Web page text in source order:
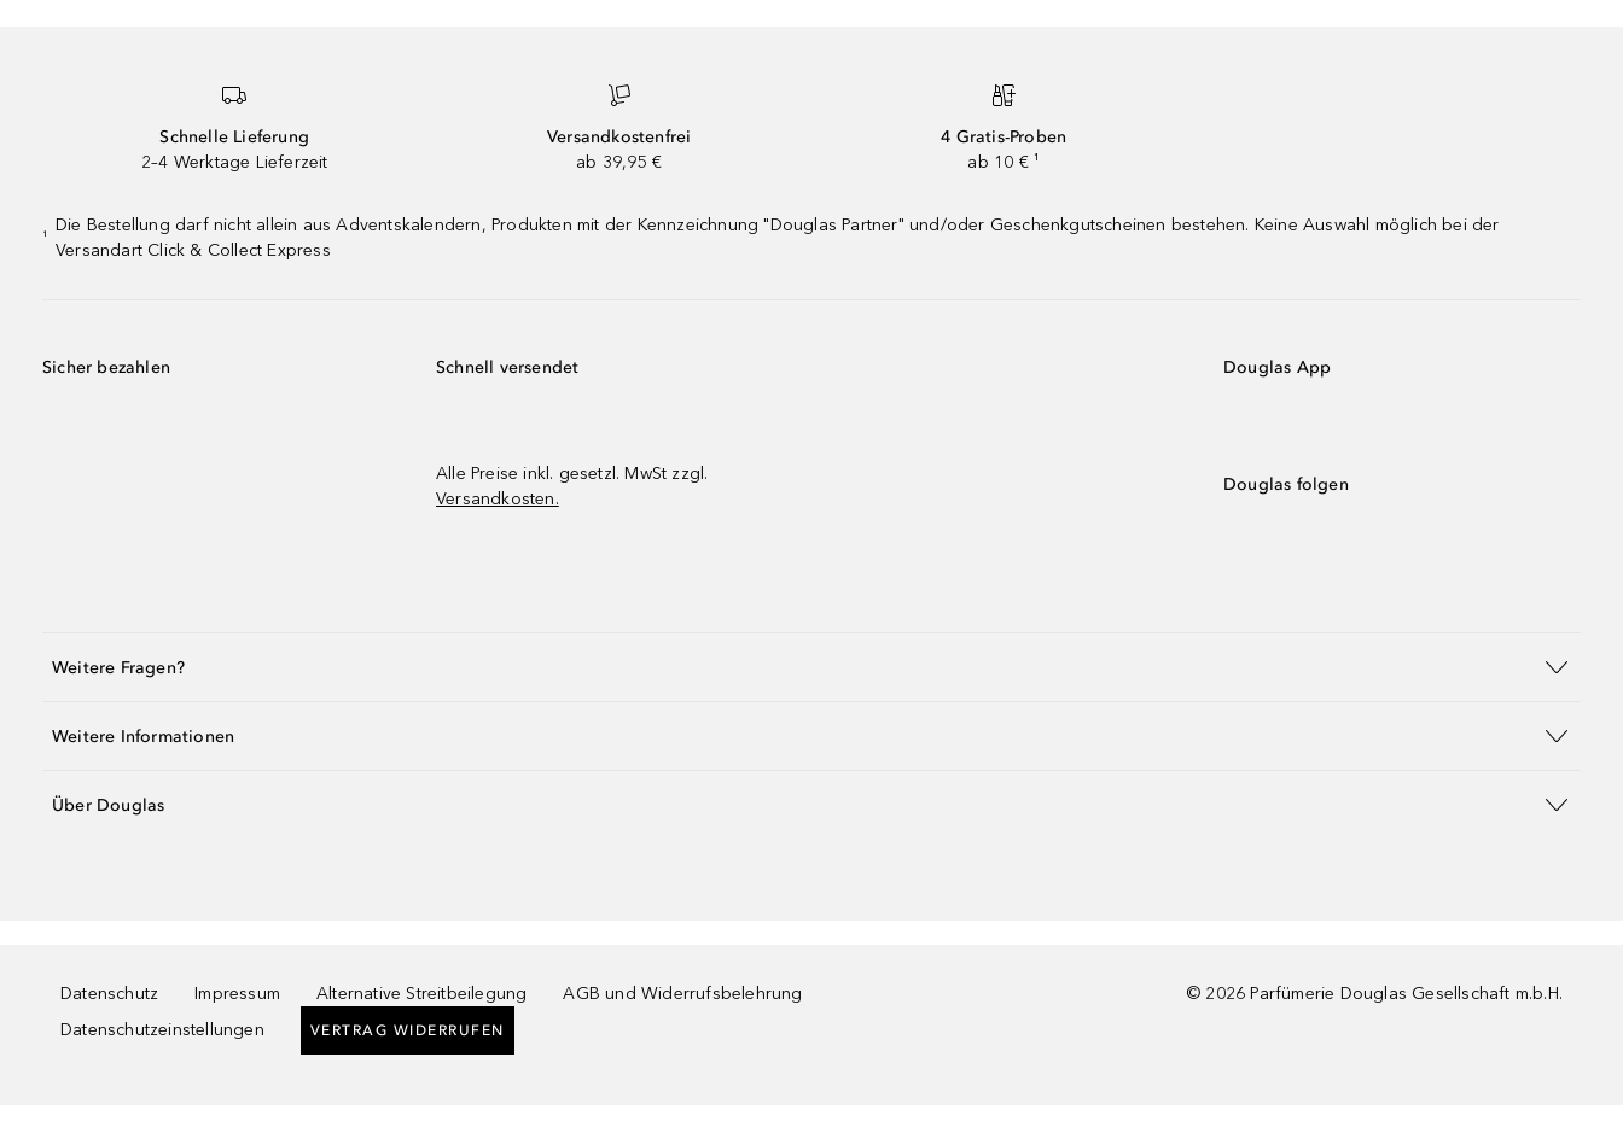
Schnelle Lieferung
2–4 Werktage Lieferzeit
Versandkostenfrei
ab 39,95 €
4 Gratis-Proben
ab 10 € ¹
¹
Die Bestellung darf nicht allein aus Adventskalendern, Produkten mit der Kennzeichnung "Douglas Partner" und/oder Geschenkgutscheinen bestehen. Keine Auswahl möglich bei der
Versandart Click & Collect Express
Sicher bezahlen Schnell versendet
Alle Preise inkl. gesetzl. MwSt zzgl.
Versandkosten.
Douglas App
Douglas folgen
Weitere Fragen?
Weitere Informationen
Über Douglas
Datenschutz Impressum Alternative Streitbeilegung
AGB und Widerrufsbelehrung
Datenschutzeinstellungen
VERTRAG WIDERRUFEN
© 2026 Parfümerie Douglas Gesellschaft m.b.H.